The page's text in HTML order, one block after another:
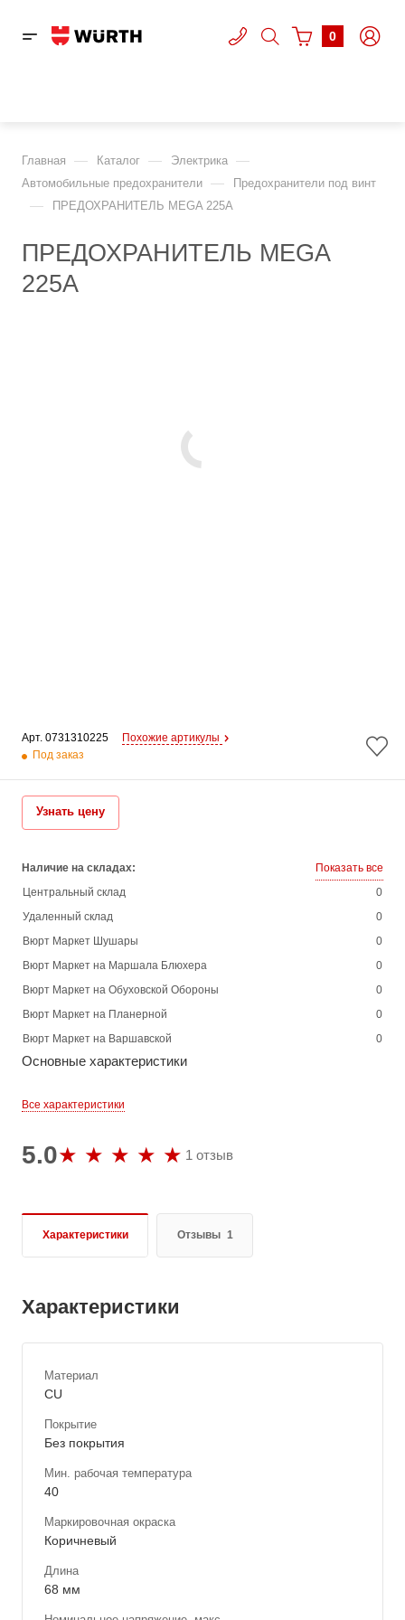
0
Главная — Каталог — Электрика —
Автомобильные предохранители — Предохранители под винт
— ПРЕДОХРАНИТЕЛЬ MEGA 225А
ПРЕДОХРАНИТЕЛЬ MEGA
225А
Арт. 0731310225
Похожие артикулы
Под заказ
Узнать цену
Наличие на складах:
Показать все
Центральный склад
0
Удаленный склад
0
Вюрт Маркет Шушары
0
Вюрт Маркет на Маршала Блюхера
0
Вюрт Маркет на Обуховской Обороны
0
Вюрт Маркет на Планерной
0
Вюрт Маркет на Варшавской
0
Основные характеристики
Все характеристики
5.0 1 отзыв
Характеристики Отзывы 1
Характеристики
Материал
CU
Покрытие
Без покрытия
Мин. рабочая температура
40
Маркировочная окраска
Коричневый
Длина
68 мм